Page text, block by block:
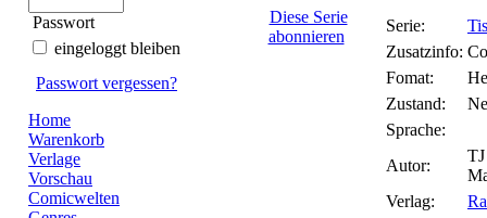
Passwort
eingeloggt bleiben
Passwort vergessen?
Home
Warenkorb
Verlage
Vorschau
Comicwelten
Diese Serie
abonnieren
Serie:
Zusatzinfo:
Fomat:
Zustand:
Sprache:
Autor:
Verlag: